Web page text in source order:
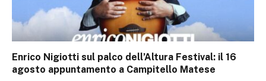
Enrico Nigiotti sul palco dell’Altura Festival: il 16
agosto appuntamento a Campitello Matese